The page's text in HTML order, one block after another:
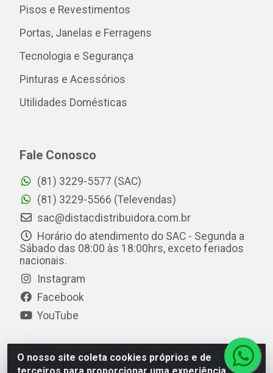
O nosso site coleta cookies próprios e de
Pisos e Revestimentos
Portas, Janelas e Ferragens
Tecnologia e Segurança
Pinturas e Acessórios
Utilidades Domésticas
Fale Conosco
(81) 3229-5577 (SAC)
(81) 3229-5566 (Televendas)
sac@distacdistribuidora.com.br
Horário do atendimento do SAC - Segunda a
Sábado das 08:00 às 18:00hrs, exceto feriados
nacionais.
Instagram
Facebook
YouTube
Distac Distribuidora - Av. Durval de Góes Monteiro, 7049